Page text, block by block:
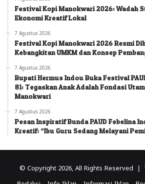
Festival Kopi Manokwari 2026: Wadah
Ekonomi Kreatif Lokal
7 Agustus 2026
Festival Kopi Manokwari 2026 Resmi
Kebangkitan UMKM dan Konsep
7 Agustus 2026
Bupati Hermus Indou Buka Festival
81: Tegaskan Anak Adalah Fondasi
Manokwari
7 Agustus 2026
Pesan Inspiratif Bunda PAUD Febelina
Kreatif: “Ibu Guru Sedang Melayani
© Copyright 2026, All Rights Reserved |